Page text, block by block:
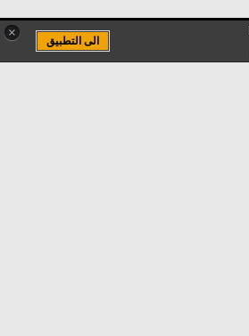
×
الى التطبيق